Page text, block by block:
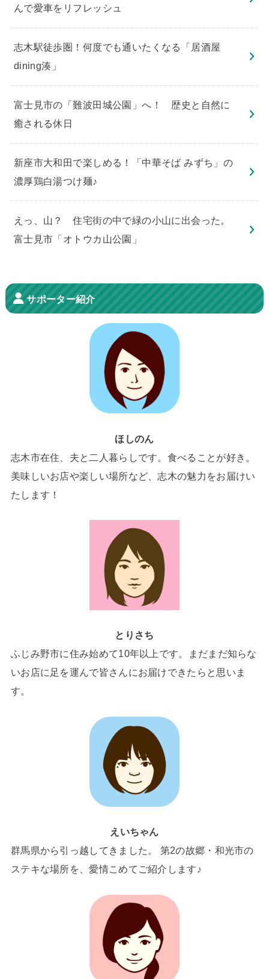
んで愛車をリフレッシュ
志木駅徒歩圏！何度でも通いたくなる「居酒屋
dining湊」
​富士見市の「難波田城公園」へ！ 歴史と自然に
癒される休日
新座市大和田で楽しめる！「中華そば みずち」の
濃厚鶏白湯つけ麺♪
えっ、山？ 住宅街の中で緑の小山に出会った。
富士見市「オトウカ山公園」
サポーター紹介
ほしのん
志木市在住、夫と二人暮らしです。食べることが好き。
美味しいお店や楽しい場所など、志木の魅力をお届けい
たします！
とりさち
ふじみ野市に住み始めて10年以上です。まだまだ知らな
いお店に足を運んで皆さんにお届けできたらと思いま
す。
えいちゃん
群馬県から引っ越してきました。 第2の故郷・和光市の
ステキな場所を、愛情こめてご紹介します♪